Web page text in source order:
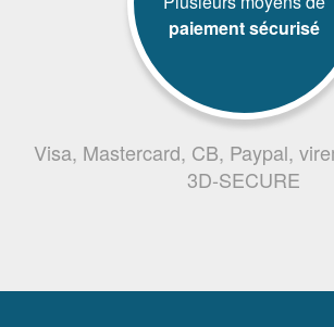
paiement sécurisé
Visa, Mastercard, CB, Paypal,
3D-SECURE